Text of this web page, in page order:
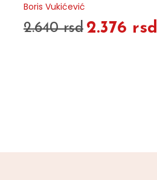
Boris Vukićević
2.640 rsd 2.376 rsd